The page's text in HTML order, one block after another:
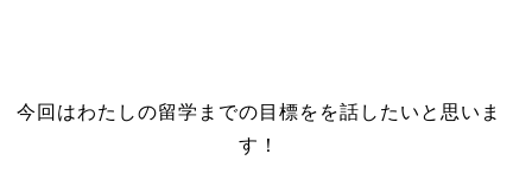
今回はわたしの留学までの目標をを話したいと思いま
す！